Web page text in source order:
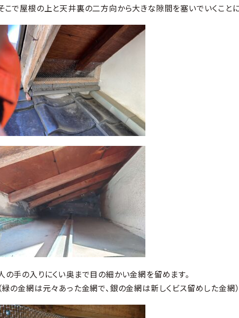
こで屋根の上と天井裏の二方向から大きな隙間を塞いでいくこと
の手の入りにくい奥まで目の細かい金網を留めます。
（緑の金網は元々あった金網で、銀の金網は新しくビス留めした金網